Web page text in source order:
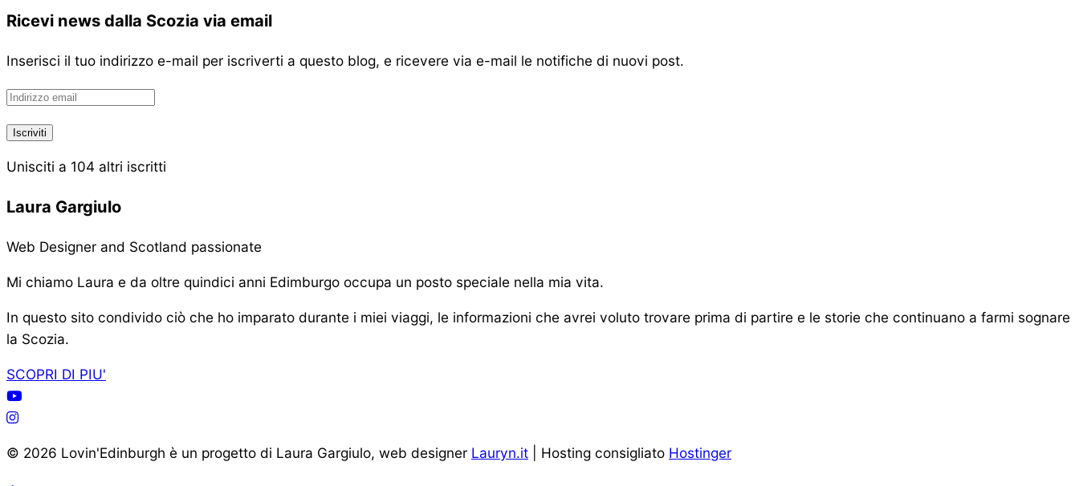
Ricevi news dalla Scozia via email
Inserisci il tuo indirizzo e-mail per iscriverti a questo blog, e ricevere via e-mail le notifiche di nuovi post.
Indirizzo
Iscriviti
Unisciti a 104 altri iscritti
Laura Gargiulo
Web Designer and Scotland passionate
Mi chiamo Laura e da oltre quindici anni Edimburgo occupa un posto speciale nella mia vita.
In questo sito condivido ciò che ho imparato durante i miei viaggi, le informazioni che avrei voluto trovare prima di partire e le storie che continuano a farmi sognare
la Scozia.
SCOPRI DI PIU'
© 2026 Lovin'Edinburgh è un progetto di Laura Gargiulo, web designer Lauryn.it | Hosting consigliato Hostinger